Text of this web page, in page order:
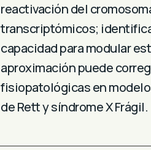
reactivación del
transcriptómicos;
capacidad para modular
aproximación puede
fisiopatológicas en
de Rett y síndrome X Frágil.